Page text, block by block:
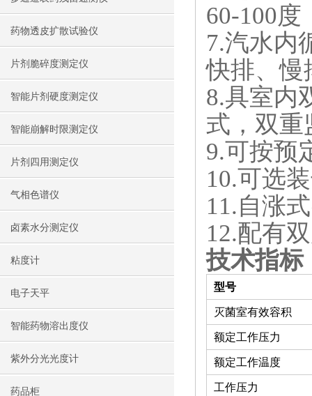
药物透皮扩散试验仪
片剂脆碎度测定仪
智能片剂硬度测定仪
智能崩解时限测定仪
片剂四用测定仪
气相色谱仪
卤素水分测定仪
粘度计
电子天平
智能药物溶出度仪
紫外分光光度计
药品柜
60-100度
7.汽水内
快排、慢
8.具室内
式，双重
9.可按预
10.可选
11.自涨
12.配有
技术指标
型号
灭菌室有效容积
额定工作压力
额定工作温度
工作压力